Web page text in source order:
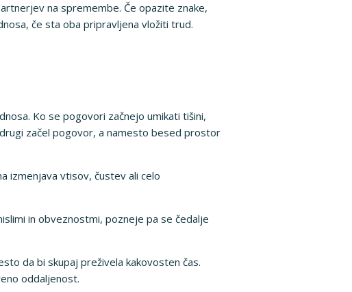
na spremembe. Če opazite znake,
če sta oba pripravljena vložiti trud.
Ko se pogovori začnejo umikati tišini,
začel pogovor, a namesto besed prostor
izmenjava vtisov, čustev ali celo
in obveznostmi, pozneje pa se čedalje
da bi skupaj preživela kakovosten čas.
oddaljenost.